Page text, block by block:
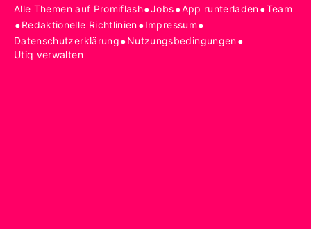
Alle Themen auf Promiflash•Jobs•App runterladen•Team
•Redaktionelle Richtlinien•Impressum•
Datenschutzerklärung•Nutzungsbedingungen•
Utiq verwalten